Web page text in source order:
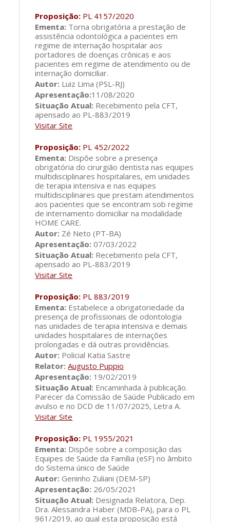
Proposição: PL 4157/2020
Ementa: Torna obrigatória a prestação de
assistência odontológica a pacientes em
regime de internação hospitalar aos
portadores de doenças crônicas e aos
pacientes em regime de atendimento ou de
internação domiciliar.
Autor: Luiz Lima (PSL-RJ)
Apresentação:11/08/2020
Situação Atual: Recebimento pela CFT,
apensado ao PL-883/2019
Visitar Site
Proposição: PL 452/2022
Ementa: Dispõe sobre a presença
obrigatória do cirurgião dentista nas equipes
multidisciplinares hospitalares, em unidades
de terapia intensiva e nas equipes
multidisciplinares que prestam atendimentos
aos pacientes que se encontram sob regime
de internamento domiciliar na modalidade
HOME CARE.
Autor: Zé Neto (PT-BA)
Apresentação:07/03/2022
Situação Atual: Recebimento pela CFT,
apensado ao PL-883/2019
Visitar Site
Proposição: PL 883/2019
Ementa: Estabelece a obrigatoriedade da
presença de profissionais de odontologia
nas unidades de terapia intensiva e demais
unidades hospitalares de internações
prolongadas e dá outras providências.
Autor: Policial Katia Sastre
Relator: Augusto Puppio
Apresentação: 19/02/2019
Situação Atual: Encaminhada à publicação.
Parecer da Comissão de Saúde Publicado em
avulso e no DCD de 11/07/2025, Letra A.
Visitar Site
Proposição: PL 1955/2021
Ementa: Dispõe sobre a composição das
Equipes de Saúde da Família (eSF) no âmbito
do Sistema único de Saúde
Autor: Geninho Zuliani (DEM-SP)
Apresentação: 26/05/2021
Situação Atual: Designada Relatora, Dep.
Dra. Alessandra Haber (MDB-PA), para o PL
961/2019, ao qual esta proposição está